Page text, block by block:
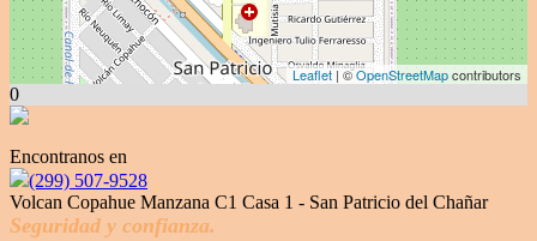
Leaflet| ©OpenStreetMapcontributors
0
Encontranos en
(299) 507-9528
Volcan Copahue Manzana C1 Casa 1 - San Patricio del Chañar
Seguridad y confianza.